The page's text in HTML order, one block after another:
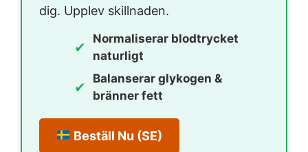
dig. Upplev skillnaden.
✔
Normaliserar blodtrycket
naturligt
✔
Balanserar glykogen &
bränner fett
Beställ Nu (SE)